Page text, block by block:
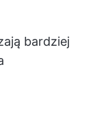
bardziej